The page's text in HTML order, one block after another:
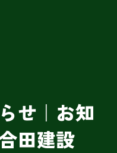
せ｜お知
田建設